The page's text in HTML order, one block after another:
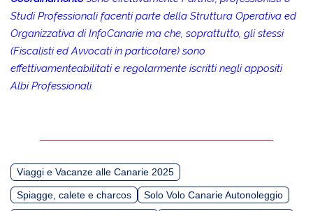
Studi Professionali facenti parte della Struttura Operativa ed
Organizzativa di InfoCanarie ma che, soprattutto, gli stessi
(Fiscalisti ed Avvocati in particolare) sono
effettivamenteabilitati e regolarmente iscritti negli appositi
Albi Professionali.
Viaggi e Vacanze alle Canarie 2025
Spiagge, calete e charcos Solo Volo Canarie Autonoleggio